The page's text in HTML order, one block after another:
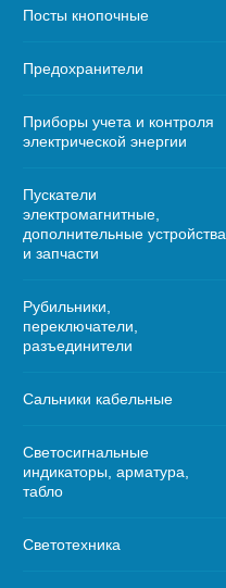
Посты кнопочные
Предохранители
Приборы учета и контроля
электрической энергии
Пускатели
электромагнитные,
дополнительные устройства
и запчасти
Рубильники,
переключатели,
разъединители
Сальники кабельные
Светосигнальные
индикаторы, арматура,
табло
Светотехника